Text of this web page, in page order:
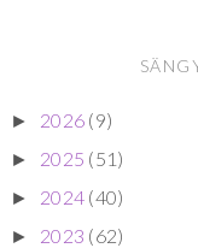
► 2026 (9)
► 2025 (51)
► 2024 (40)
► 2023 (62)